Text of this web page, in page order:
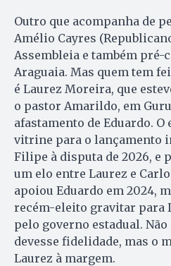
Outro que acompanha de
Amélio Cayres
Assembleia e também pré-
Araguaia. Mas quem tem
é Laurez Moreira, que
o pastor Amarildo, em
afastamento de Eduardo.
vitrine para o lançamento
Filipe à disputa de 2026, e
um elo entre Laurez e
apoiou Eduardo em 2024,
recém-eleito gravitar para
pelo governo estadual.
devesse fidelidade, mas o
Laurez à margem.